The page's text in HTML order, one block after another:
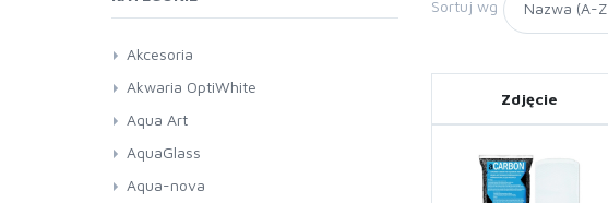
Sortuj wg
Zdjęcie
Akcesoria
Akwaria OptiWhite
Aqua Art
AquaGlass
Aqua-nova